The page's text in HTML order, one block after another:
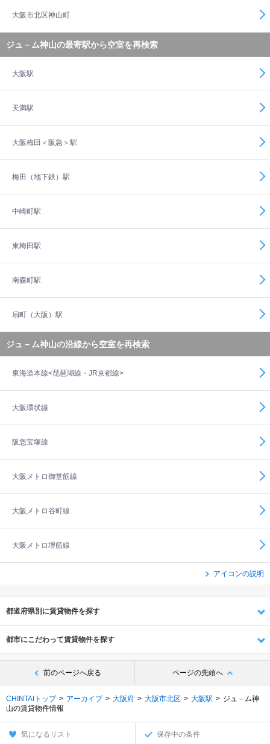
大阪市北区神山町
ジュ－ム神山の最寄駅から空室を再検索
大阪駅
天満駅
大阪梅田＜阪急＞駅
梅田（地下鉄）駅
中崎町駅
東梅田駅
南森町駅
扇町（大阪）駅
ジュ－ム神山の沿線から空室を再検索
東海道本線<琵琶湖線・JR京都線>
大阪環状線
阪急宝塚線
大阪メトロ御堂筋線
大阪メトロ谷町線
大阪メトロ堺筋線
アイコンの説明
都道府県別に賃貸物件を探す
都市にこだわって賃貸物件を探す
前のページへ戻る ページの先頭へ
CHINTAIトップ アーカイブ 大阪府 大阪市北区 大阪駅
ジュ－ム神
山の賃貸物件情報
気になるリスト 保存中の条件